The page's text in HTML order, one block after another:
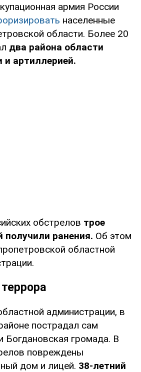
армия России
населенные
области. Более 20
два района области
и артиллерией.
обстрелов трое
ранения. Об этом
областной
администрации, в
пострадал сам
Богдановская громада. В
повреждены
дом и лицей. 38-летний